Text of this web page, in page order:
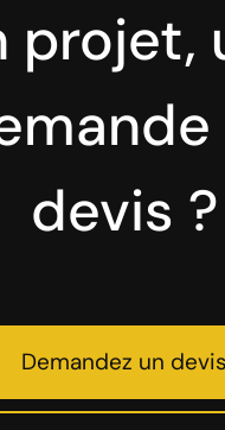
projet,
devis ?
Demandez un devis